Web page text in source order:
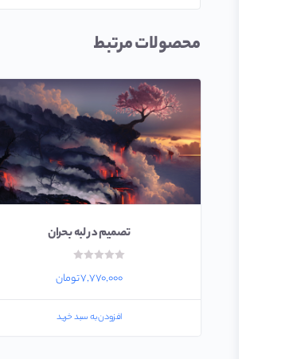
محصولات مرتبط
تصمیم در لبه بحران
۰
۵
۷,۷۷۰,۰۰۰تومان
افزودن به سبد خرید